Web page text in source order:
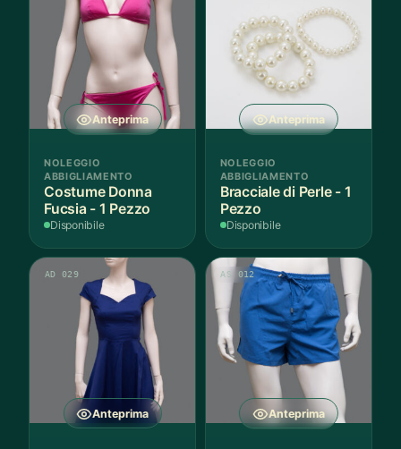
Anteprima
NOLEGGIO
ABBIGLIAMENTO
Costume Donna
Fucsia - 1 Pezzo
Disponibile
Anteprima
NOLEGGIO
ABBIGLIAMENTO
Bracciale di Perle - 1
Pezzo
Disponibile
Anteprima
AD 029
Anteprima
AS 012